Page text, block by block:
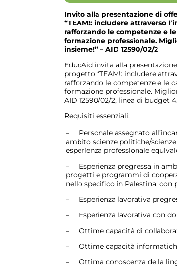
Invito alla presentazione di
“TEAM!: includere attraverso
rafforzando le competenze e
formazione professionale.
insieme!” – AID 12590/02/2
EducAid invita alla
progetto “TEAM!: includere
rafforzando le competenze e le
formazione professionale.
AID 12590/02/2, linea di budget
Requisiti essenziali:
– Personale assegnato
ambito scienze politiche/
esperienza professionale
– Esperienza pregressa in
progetti e programmi di
nello specifico in Palestina,
– Esperienza lavorativa
– Esperienza lavorativa con
– Ottime capacità di
– Ottime capacità
– Ottima conoscenza della